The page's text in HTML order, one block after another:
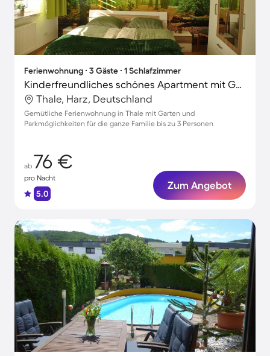
Ferienwohnung ∙ 3 Gäste ∙ 1 Schlafzimmer
Kinderfreundliches schönes Apartment mit Garten und Grill
Thale, Harz, Deutschland
Gemütliche Ferienwohnung in Thale mit Garten und
Parkmöglichkeiten für die ganze Familie bis zu 3 Personen
ab 76 €
pro Nacht
5.0
Zum Angebot